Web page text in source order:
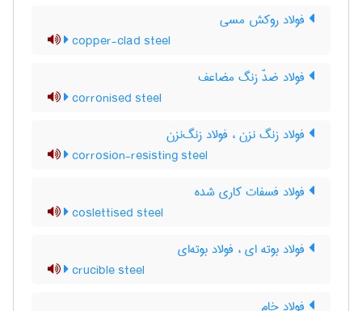
فولاد روکش مسی
copper-clad steel
فولاد ضدّ زنگ مضاعف
corronised steel
فولاد زنگ نزن ، فولاد زنگ‌نزن
corrosion-resisting steel
فولاد فسفات کاری شده
coslettised steel
فولاد بوته ای ، فولاد بوته‌ای
crucible steel